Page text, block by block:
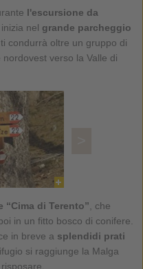
l'escursione da
nel grande parcheggio
ti condurrà oltre un gruppo di
verso la Valle di
“Cima di Terento” , che
in un fitto bosco di conifere.
in breve a splendidi prati
si raggiunge la Malga